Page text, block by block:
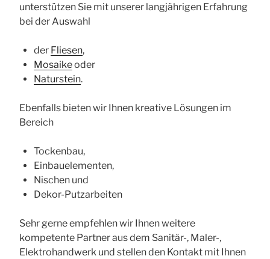
unterstützen Sie mit unserer langjährigen Erfahrung
bei der Auswahl
der Fliesen,
Mosaikeoder
Naturstein.
Ebenfalls bieten wir Ihnen kreative Lösungen im
Bereich
Tockenbau,
Einbauelementen,
Nischen und
Dekor-Putzarbeiten
Sehr gerne empfehlen wir Ihnen weitere
kompetente Partner aus dem Sanitär-, Maler-,
Elektrohandwerk und stellen den Kontakt mit Ihnen